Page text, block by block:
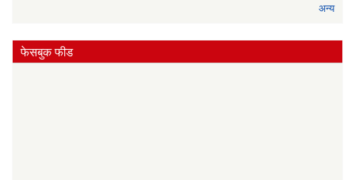
अन्य
फेसबुक फीड